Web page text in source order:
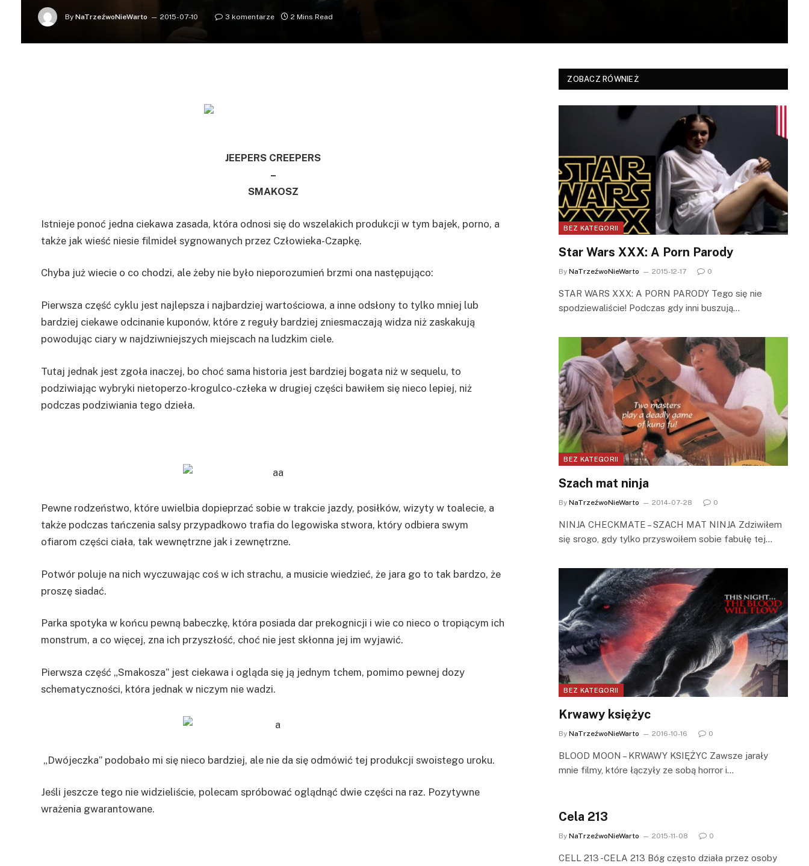
By NaTrzeźwoNieWarto 2015-07-10 3 komentarze 2 Mins Read
JEEPERS CREEPERS
–
SMAKOSZ
Istnieje ponoć jedna ciekawa zasada, która odnosi się do wszelakich produkcji w tym bajek, porno, a
także jak wieść niesie filmideł sygnowanych przez Człowieka-Czapkę.
Chyba już wiecie o co chodzi, ale żeby nie było nieporozumień brzmi ona następująco:
Pierwsza część cyklu jest najlepsza i najbardziej wartościowa, a inne odsłony to tylko mniej lub
bardziej ciekawe odcinanie kuponów, które z reguły bardziej zniesmaczają widza niż zaskakują
powodując ciary w najdziwniejszych miejscach na ludzkim ciele.
Tutaj jednak jest zgoła inaczej, bo choć sama historia jest bardziej bogata niż w sequelu, to
podziwiając wybryki nietoperzo-krogulco-człeka w drugiej części bawiłem się nieco lepiej, niż
podczas podziwiania tego dzieła.
Pewne rodzeństwo, które uwielbia dopieprzać sobie w trakcie jazdy, posiłków, wizyty w toalecie, a
także podczas tańczenia salsy przypadkowo trafia do legowiska stwora, który odbiera swym
ofiarom części ciała, tak wewnętrzne jak i zewnętrzne.
Potwór poluje na nich wyczuwając coś w ich strachu, a musicie wiedzieć, że jara go to tak bardzo, że
proszę siadać.
Parka spotyka w końcu pewną babeczkę, która posiada dar prekognicji i wie co nieco o tropiącym ich
monstrum, a co więcej, zna ich przyszłość, choć nie jest skłonna jej im wyjawić.
Pierwsza część „Smakosza” jest ciekawa i ogląda się ją jednym tchem, pomimo pewnej dozy
schematyczności, która jednak w niczym nie wadzi.
„Dwójeczka” podobało mi się nieco bardziej, ale nie da się odmówić tej produkcji swoistego uroku.
Jeśli jeszcze tego nie widzieliście, polecam spróbować oglądnąć dwie części na raz. Pozytywne
wrażenia gwarantowane.
ZOBACZ RÓWNIEŻ
BEZ KATEGORII
Star Wars XXX: A Porn Parody
By NaTrzeźwoNieWarto 2015-12-17 0
STAR WARS XXX: A PORN PARODY Tego się nie
spodziewaliście! Podczas gdy inni buszują…
BEZ KATEGORII
Szach mat ninja
By NaTrzeźwoNieWarto 2014-07-28 0
NINJA CHECKMATE – SZACH MAT NINJA Zdziwiłem
się srogo, gdy tylko przyswoiłem sobie fabułę tej…
BEZ KATEGORII
Krwawy księżyc
By NaTrzeźwoNieWarto 2016-10-16 0
BLOOD MOON – KRWAWY KSIĘŻYC Zawsze jarały
mnie filmy, które łączyły ze sobą horror i…
Cela 213
By NaTrzeźwoNieWarto 2015-11-08 0
CELL 213 -CELA 213 Bóg często działa przez osoby